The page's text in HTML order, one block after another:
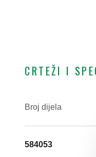
CRTEŽI I
Broj dijela
584053